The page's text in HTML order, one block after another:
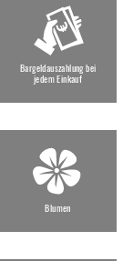
Bargeldauszahlung bei
jedem Einkauf
Blumen